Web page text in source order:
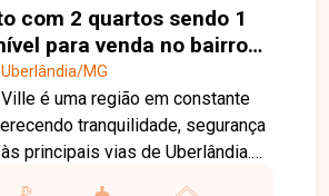
com 2 quartos sendo 1
para venda no bairro
Uberlândia-MG
MG
é uma região em constante
tranquilidade, segurança
principais vias de Uberlândia.